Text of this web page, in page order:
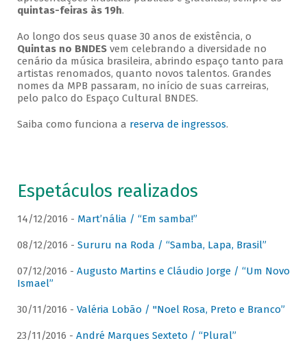
quintas-feiras às 19h.
Ao longo dos seus quase 30 anos de existência, o
Quintas no BNDESvem celebrando a diversidade no
cenário da música brasileira, abrindo espaço tanto para
artistas renomados, quanto novos talentos. Grandes
nomes da MPB passaram, no início de suas carreiras,
pelo palco do Espaço Cultural BNDES.
Saiba como funciona a reserva de ingressos.
Espetáculos realizados
14/12/2016 - Mart’nália / “Em samba!”
08/12/2016 - Sururu na Roda / “Samba, Lapa, Brasil”
07/12/2016 - Augusto Martins e Cláudio Jorge / “Um Novo
Ismael”
30/11/2016 - Valéria Lobão / "Noel Rosa, Preto e Branco”
23/11/2016 - André Marques Sexteto / “Plural”